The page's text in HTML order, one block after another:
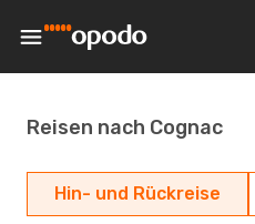
Reisen nach Cognac
Hin- und Rückreise